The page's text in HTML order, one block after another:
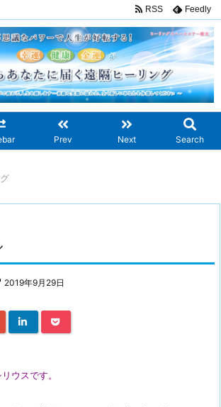
Prev Next Search
RSS Feedly
2019年9月29日
ウスです。